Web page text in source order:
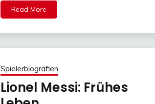
Read More
Spielerbiografien
Lionel Messi: Frühes